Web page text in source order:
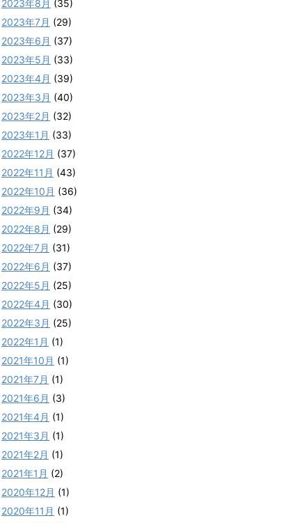
2023年8月 (35)
2023年7月 (29)
2023年6月 (37)
2023年5月 (33)
2023年4月 (39)
2023年3月 (40)
2023年2月 (32)
2023年1月 (33)
2022年12月 (37)
2022年11月 (43)
2022年10月 (36)
2022年9月 (34)
2022年8月 (29)
2022年7月 (31)
2022年6月 (37)
2022年5月 (25)
2022年4月 (30)
2022年3月 (25)
2022年1月 (1)
2021年10月 (1)
2021年7月 (1)
2021年6月 (3)
2021年4月 (1)
2021年3月 (1)
2021年2月 (1)
2021年1月 (2)
2020年12月 (1)
2020年11月 (1)